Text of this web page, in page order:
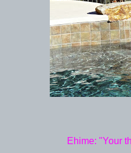
Ehime: "Your